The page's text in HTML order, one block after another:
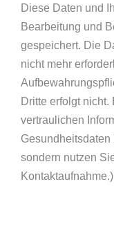
Diese Daten und
Bearbeitung und
gespeichert. Die
nicht mehr
Dritte erfolgt
vertraulichen
sondern nutzen
Kontaktaufnahme.)